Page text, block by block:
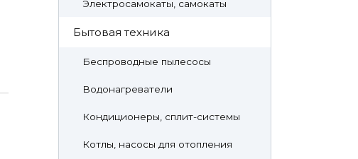
Электросамокаты, самокаты
Бытовая техника
Беспроводные пылесосы
Водонагреватели
Кондиционеры, сплит-системы
Котлы, насосы для отопления